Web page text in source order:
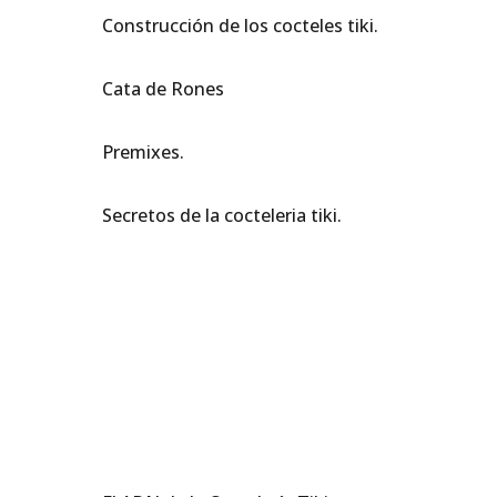
Construcción de los cocteles tiki.
Cata de Rones
Premixes.
Secretos de la cocteleria tiki.